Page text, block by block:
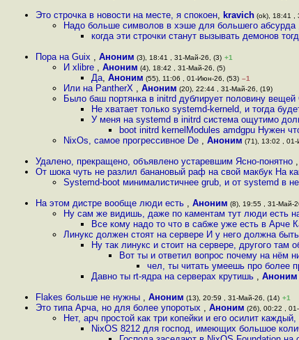
Это строчка в новости на месте, я спокоен, kravich (ok), 18:41 ,
Надо больше символов в хэше для большего абсурда
когда эти строчки станут вызывать демонов
Пора на Guix , Аноним (3), 18:41 , 31-Май-26, (3) +1
И xlibre , Аноним (4), 18:42 , 31-Май-26, (5)
Да, Аноним (55), 11:06 , 01-Июн-26, (53) –1
Или на PantherX , Аноним (20), 22:44 , 31-Май-26, (19)
Было баш портянка в initrd дублирует половину вещей
Не хватает только systemd-kerneld, и тогда
У меня на systemd в initrd система ощутимо
boot initrd kernelModules amdgpu Нужен
NixOs, самое прогрессивное De , Аноним (71), 13:02 ,
Удалено, прекращено, объявлено устаревшим Ясно-понятно ,
От шока чуть не разлил банановый раф на свой макбук На
Systemd-boot минималистичнее grub, и от systemd в
На этом дистре вообще люди есть , Аноним (8), 19:55 , 31-Май-
Ну сам же видишь, даже по каментам тут люди есть
Все кому надо то что в сабже уже есть в Арче
Линукс должен стоят на сервере И у него должна
Ну так линукс и стоит на сервере, другого там
Вот ты и ответил вопрос почему на нём
чел, ты читать умеешь про более
Давно ты rt-ядра на серверах крутишь , Аноним
Flakes больше не нужны , Аноним (13), 20:59 , 31-Май-26, (14) +1
Это типа Арча, но для более упоротых , Аноним (26), 00:22 ,
Нет, арч простой как три копейки и его осилит
NixOS 8212 для господ, имеющих большое